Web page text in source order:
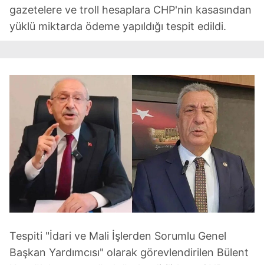
gazetelere ve troll hesaplara CHP'nin kasasından
yüklü miktarda ödeme yapıldığı tespit edildi.
Tespiti "İdari ve Mali İşlerden Sorumlu Genel
Başkan Yardımcısı" olarak görevlendirilen Bülent